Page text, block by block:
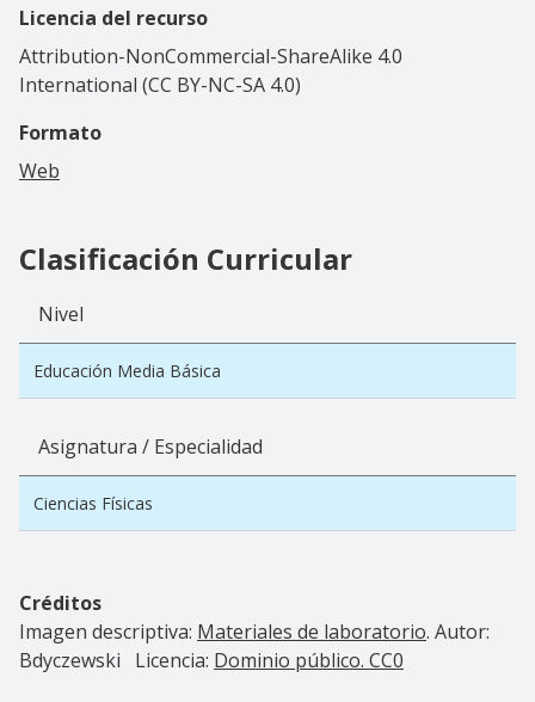
Licencia del recurso
Attribution-NonCommercial-ShareAlike 4.0
International (CC BY-NC-SA 4.0)
Formato
Web
Clasificación Curricular
Nivel
Educación Media Básica
Asignatura / Especialidad
Ciencias Físicas
Créditos
Imagen descriptiva: Materiales de laboratorio. Autor:
Bdyczewski Licencia: Dominio público. CC0